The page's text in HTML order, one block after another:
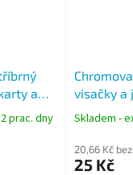
a
prac. dny
visačky a
Skladem -
20,66 Kč
25 Kč